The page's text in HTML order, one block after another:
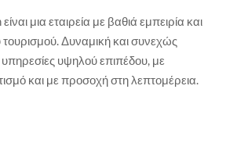
μια εταιρεία με βαθιά εμπειρία και
Δυναμική και συνεχώς
υψηλού επιπέδου, με
και με προσοχή στη λεπτομέρεια.